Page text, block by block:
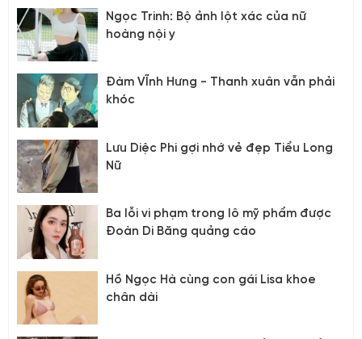
Ngọc Trinh: Bộ ảnh lột xác của nữ
hoàng nội y
Đàm VĨnh Hưng - Thanh xuân vẫn phải
khóc
Lưu Diệc Phi gợi nhớ vẻ đẹp Tiểu Long
Nữ
Ba lỗi vi phạm trong lô mỹ phẩm được
Đoàn Di Băng quảng cáo
Hồ Ngọc Hà cùng con gái Lisa khoe
chân dài